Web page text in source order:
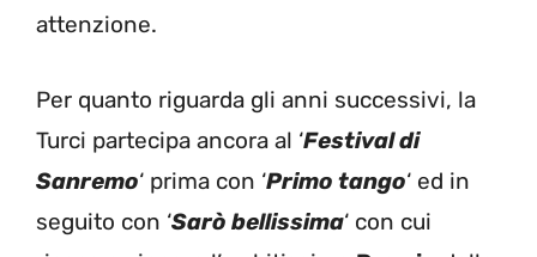
attenzione.
Per quanto riguarda gli anni successivi, la
Turci partecipa ancora al ‘Festival di
Sanremo‘ prima con ‘Primo tango‘ ed in
seguito con ‘Sarò bellissima‘ con cui